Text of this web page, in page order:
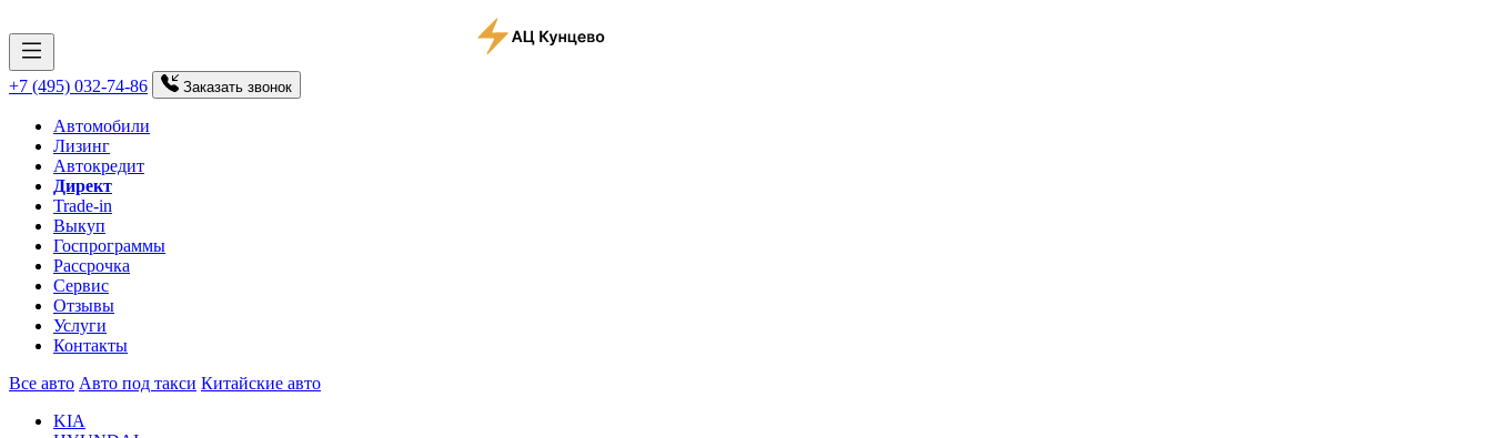
+7 (495) 032-74-86 Заказать звонок
Автомобили
Лизинг
Автокредит
Директ
Trade-in
Выкуп
Госпрограммы
Рассрочка
Сервис
Отзывы
Услуги
Контакты
Все авто Авто под такси Китайские авто
KIA